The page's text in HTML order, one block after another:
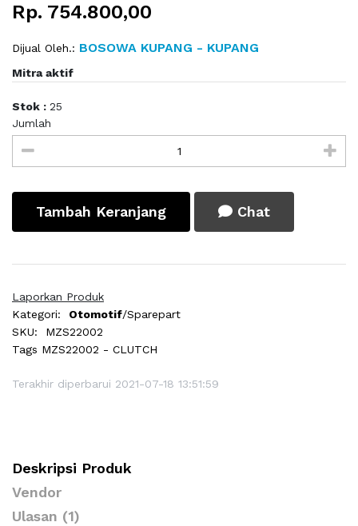
Rp. 754.800,00
Dijual Oleh.: BOSOWA KUPANG - KUPANG
Mitra aktif
Stok : 25
Jumlah
Tambah Keranjang Chat
Laporkan Produk
Kategori:
Otomotif/Sparepart
SKU:
MZS22002
Tags MZS22002 - CLUTCH
Terakhir diperbarui 2021-07-18 13:51:59
Deskripsi Produk
Vendor
Ulasan (1)